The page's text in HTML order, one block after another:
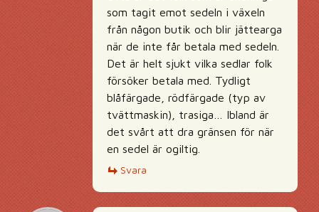
som tagit emot sedeln i växeln
från någon butik och blir jättearga
när de inte får betala med sedeln.
Det är helt sjukt vilka sedlar folk
försöker betala med. Tydligt
blåfärgade, rödfärgade (typ av
tvättmaskin), trasiga… Ibland är
det svårt att dra gränsen för när
en sedel är ogiltig.
Svara